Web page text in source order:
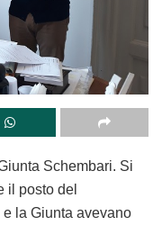
Schembari. Si
il posto del
la Giunta avevano